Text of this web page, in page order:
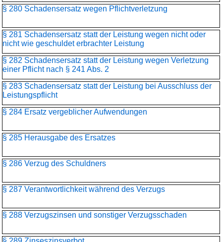
§ 280 Schadensersatz wegen Pflichtverletzung
§ 281 Schadensersatz statt der Leistung wegen nicht oder
nicht wie geschuldet erbrachter Leistung
§ 282 Schadensersatz statt der Leistung wegen Verletzung
einer Pflicht nach § 241 Abs. 2
§ 283 Schadensersatz statt der Leistung bei Ausschluss der
Leistungspflicht
§ 284 Ersatz vergeblicher Aufwendungen
§ 285 Herausgabe des Ersatzes
§ 286 Verzug des Schuldners
§ 287 Verantwortlichkeit während des Verzugs
§ 288 Verzugszinsen und sonstiger Verzugsschaden